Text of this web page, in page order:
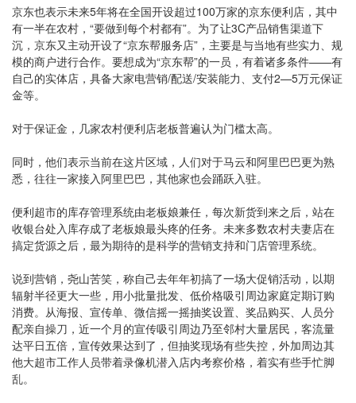
京东也表示未来5年将在全国开设超过100万家的京东便利店，其中
有一半在农村，“要做到每个村都有”。为了让3C产品销售渠道下
沉，京东又主动开设了“京东帮服务店”，主要是与当地有些实力、规
模的商户进行合作。要想成为“京东帮”的一员，有着诸多条件——有
自己的实体店，具备大家电营销/配送/安装能力、支付2—5万元保证
金等。
对于保证金，几家农村便利店老板普遍认为门槛太高。
同时，他们表示当前在这片区域，人们对于马云和阿里巴巴更为熟
悉，往往一家接入阿里巴巴，其他家也会踊跃入驻。
便利超市的库存管理系统由老板娘兼任，每次新货到来之后，站在
收银台处入库存成了老板娘最头疼的任务。未来多数农村夫妻店在
搞定货源之后，最为期待的是科学的营销支持和门店管理系统。
说到营销，尧山苦笑，称自己去年年初搞了一场大促销活动，以期
辐射半径更大一些，用小批量批发、低价格吸引周边家庭定期订购
消费。从海报、宣传单、微信摇一摇抽奖设置、奖品购买、人员分
配亲自操刀，近一个月的宣传吸引周边乃至邻村大量居民，客流量
达平日五倍，宣传效果达到了，但抽奖现场有些失控，外加周边其
他大超市工作人员带着录像机潜入店内考察价格，着实有些手忙脚
乱。